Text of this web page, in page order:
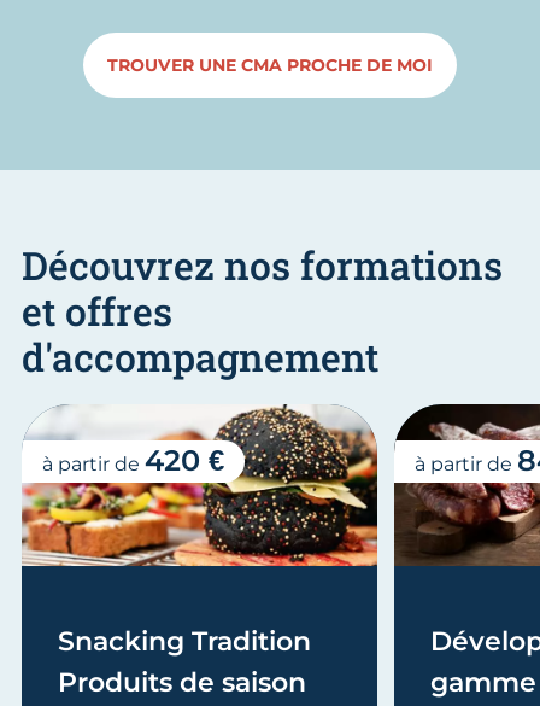
TROUVER UNE CMA PROCHE DE MOI
Découvrez nos formations
et offres
d'accompagnement
Snacking Tradition
Produits de saison
à partir de 420 € à partir de